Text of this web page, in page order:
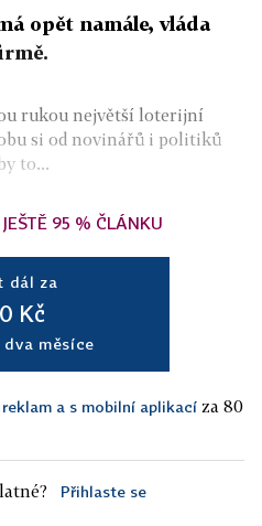
opět namále, vláda
rukou největší loterijní
si od novinářů i politiků
to...
95 % ČLÁNKU
dál za
Kč
dva měsíce
a s mobilní aplikací za 80
Přihlaste se